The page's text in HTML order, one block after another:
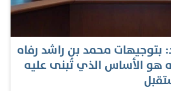
والمساحات المكتبية والتجارية.
وتضمنت هذه المشاريع الجديدة 136.830 وحدة تشمل الوحدات
السكنية والفندقية والتجارية، إلى جانب 16.401 فيلا، سيتم
تسليمها على فترات متفاوتة بين عامي 2026 و2030. يعكس
محمد بن راشد رفاه
هو الأساس الذي تُبنى عليه